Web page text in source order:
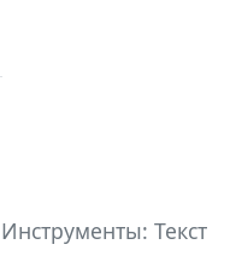
Инструменты: Текст